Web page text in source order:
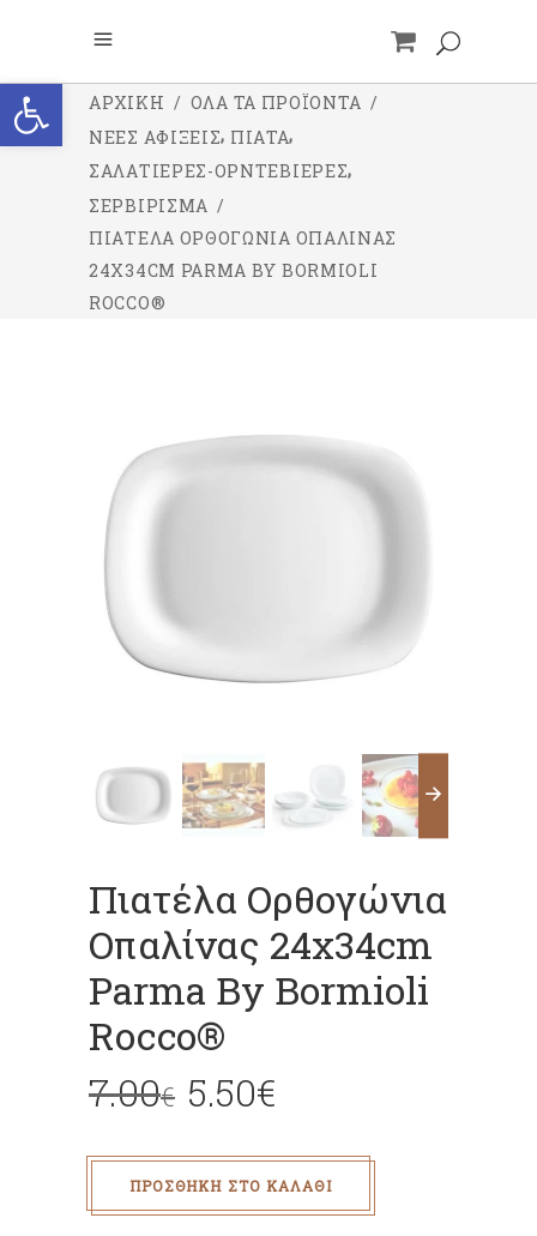
Ανοίξτε τη γραμμή εργαλείων
ΑΡΧΙΚΉ / ΌΛΑ ΤΑ ΠΡΟΪΌΝΤΑ /
ΝΕΕΣ ΑΦΙΞΕΙΣ, ΠΙΑΤΑ,
ΣΑΛΑΤΙΕΡΕΣ-ΟΡΝΤΕΒΙΕΡΕΣ,
ΣΕΡΒΙΡΙΣΜΑ /
ΠΙΑΤΈΛΑ ΟΡΘΟΓΏΝΙΑ ΟΠΑΛΊΝΑΣ
24X34CM PARMA BY BORMIOLI
ROCCO®
Πιατέλα Ορθογώνια
Οπαλίνας 24x34cm
Parma By Bormioli
Rocco®
7.00€ 5.50€
ΠΡΟΣΘΉΚΗ ΣΤΟ ΚΑΛΆΘΙ